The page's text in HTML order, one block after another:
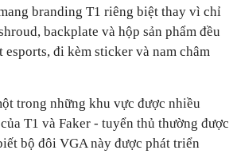
branding T1 riêng biệt thay vì chỉ
backplate và hộp sản phẩm đều
đi kèm sticker và nam châm
trong những khu vực được nhiều
T1 và Faker - tuyển thủ thường được
bộ đôi VGA này được phát triển